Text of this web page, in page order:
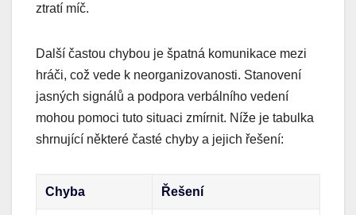
ztratí míč.
Další častou chybou je špatná komunikace mezi
hráči, což vede k neorganizovanosti. Stanovení
jasných signálů a podpora verbálního vedení
mohou pomoci tuto situaci zmírnit. Níže je tabulka
shrnující některé časté chyby a jejich řešení:
Chyba Řešení